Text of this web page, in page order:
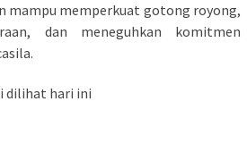
mampu memperkuat gotong royong,
dan meneguhkan komitmen
dilihat hari ini